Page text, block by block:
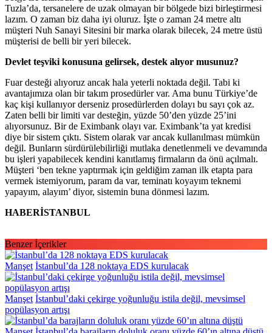
Tuzla’da, tersanelere de uzak olmayan bir bölgede bizi birleştirmesi
lazım. O zaman biz daha iyi oluruz. İşte o zaman 24 metre altı
müşteri Nuh Sanayi Sitesini bir marka olarak bilecek, 24 metre üstü
müşterisi de belli bir yeri bilecek.
Devlet teşviki konusuna gelirsek, destek alıyor musunuz?
Fuar desteği alıyoruz ancak hala yeterli noktada değil. Tabi ki
avantajımıza olan bir takım prosedürler var. Ama bunu Türkiye’de
kaç kişi kullanıyor derseniz prosedürlerden dolayı bu sayı çok az.
Zaten belli bir limiti var desteğin, yüzde 50’den yüzde 25’ini
alıyorsunuz. Bir de Eximbank olayı var. Eximbank’ta yat kredisi
diye bir sistem çıktı. Sistem olarak var ancak kullanılması mümkün
değil. Bunların sürdürülebilirliği mutlaka denetlenmeli ve devamında
bu işleri yapabilecek kendini kanıtlamış firmaların da önü açılmalı.
Müşteri ‘ben tekne yaptırmak için geldiğim zaman ilk etapta para
vermek istemiyorum, param da var, teminatı koyayım teknemi
yapayım, alayım’ diyor, sistemin buna dönmesi lazım.
HABERİSTANBUL
Benzer İçerikler
Manşet İstanbul’da 128 noktaya EDS kurulacak
Manşet İstanbul’daki çekirge yoğunluğu istila değil, mevsimsel
popülasyon artışı